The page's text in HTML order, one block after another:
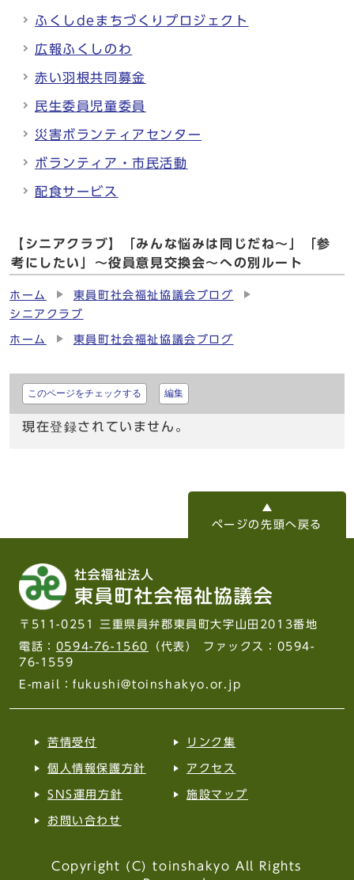
ふくしdeまちづくりプロジェクト
広報ふくしのわ
赤い羽根共同募金
民生委員児童委員
災害ボランティアセンター
ボランティア・市民活動
配食サービス
【シニアクラブ】「みんな悩みは同じだね～」「参
考にしたい」～役員意見交換会～への別ルート
ホーム
東員町社会福祉協議会ブログ
シニアクラブ
ホーム 東員町社会福祉協議会ブログ
このページをチェックする 編集
現在登録されていません。
ページの先頭へ戻る
〒511-0251 三重県員弁郡東員町大字山田2013番地
電話： 0594-76-1560
（代表） ファックス：0594-
76-1559
E-mail：fukushi@toinshakyo.or.jp
苦情受付 リンク集
個人情報保護方針 アクセス
SNS運用方針 施設マップ
お問い合わせ
Copyright (C) toinshakyo All Rights